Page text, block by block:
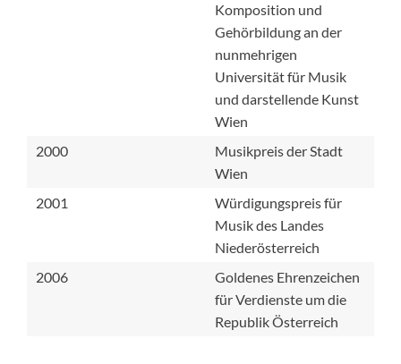
Komposition und
Gehörbildung an der
nunmehrigen
Universität für Musik
und darstellende Kunst
Wien
2000
Musikpreis der Stadt
Wien
2001
Würdigungspreis für
Musik des Landes
Niederösterreich
2006
Goldenes Ehrenzeichen
für Verdienste um die
Republik Österreich